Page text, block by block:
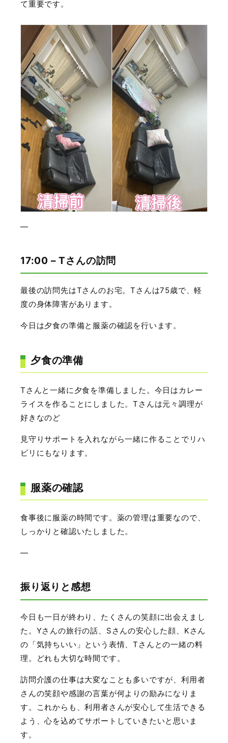
て重要です。
—
17:00 – Tさんの訪問
最後の訪問先はTさんのお宅。Tさんは75歳で、軽
度の身体障害があります。
今日は夕食の準備と服薬の確認を行います。
夕食の準備
Tさんと一緒に夕食を準備しました。今日はカレー
ライスを作ることにしました。Tさんは元々調理が
好きなのど
見守りサポートを入れながら一緒に作ることでリハ
ビリにもなります。
服薬の確認
食事後に服薬の時間です。薬の管理は重要なので、
しっかりと確認いたしました。
—
振り返りと感想
今日も一日が終わり、たくさんの笑顔に出会えまし
た。Yさんの旅行の話、Sさんの安心した顔、Kさん
の「気持ちいい」という表情、Tさんとの一緒の料
理。どれも大切な時間です。
訪問介護の仕事は大変なことも多いですが、利用者
さんの笑顔や感謝の言葉が何よりの励みになりま
す。これからも、利用者さんが安心して生活できる
よう、心を込めてサポートしていきたいと思いま
す。